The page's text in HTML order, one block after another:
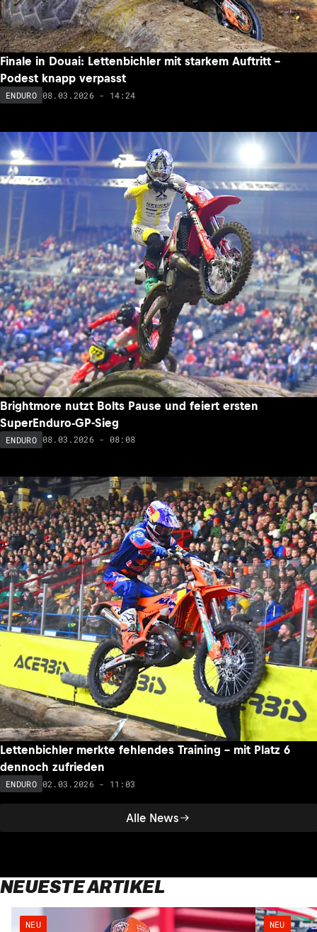
Alle News
Finale in Douai: Lettenbichler mit starkem Auftritt –
Podest knapp verpasst
ENDURO 08.03.2026 - 14:24
Brightmore nutzt Bolts Pause und feiert ersten
SuperEnduro-GP-Sieg
ENDURO 08.03.2026 - 08:08
Lettenbichler merkte fehlendes Training – mit Platz 6
dennoch zufrieden
ENDURO 02.03.2026 - 11:03
NEUESTE ARTIKEL
NEU NEU